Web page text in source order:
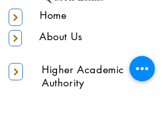
Home
About Us
Higher Academic
Authority